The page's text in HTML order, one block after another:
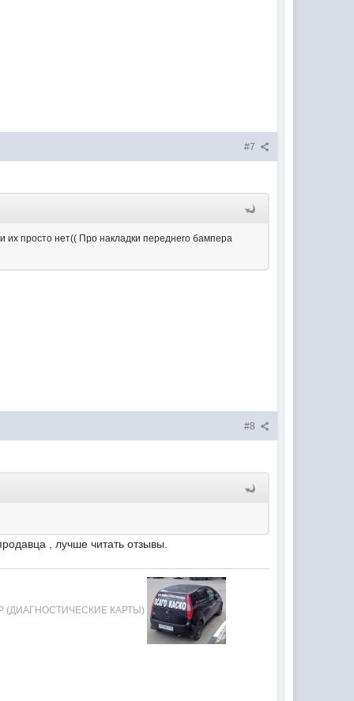
#7
их просто нет(( Про накладки переднего бампера
#8
, лучше читать отзывы.
(ДИАГНОСТИЧЕСКИЕ КАРТЫ)